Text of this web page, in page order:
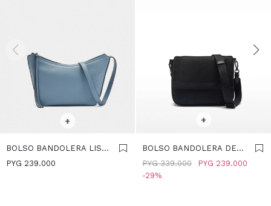
+
BOLSO BANDOLERA LISO
- AZUL
PYG 239.000
+
BOLSO BANDOLERA DE
NYLON CON CIERRE DE
SOLAPA - NEGRO
PYG 239.000
PYG 339.000
29